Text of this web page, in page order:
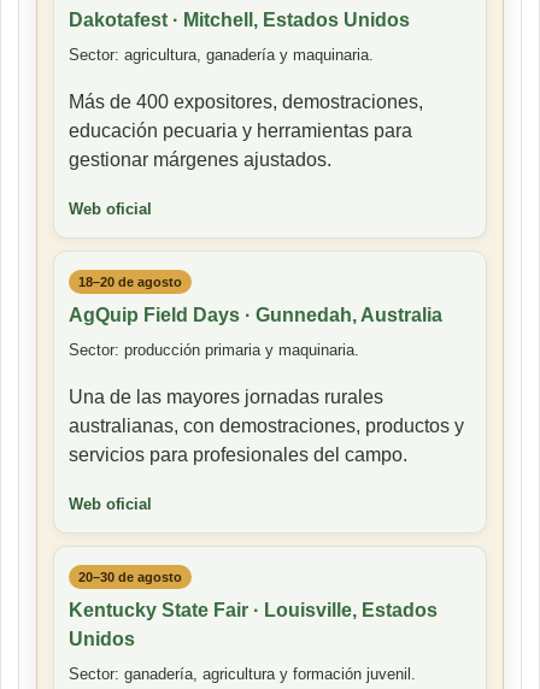
Dakotafest · Mitchell, Estados Unidos
Sector: agricultura, ganadería y maquinaria.
Más de 400 expositores, demostraciones,
educación pecuaria y herramientas para
gestionar márgenes ajustados.
Web oficial
18–20 de agosto
AgQuip Field Days · Gunnedah, Australia
Sector: producción primaria y maquinaria.
Una de las mayores jornadas rurales
australianas, con demostraciones, productos y
servicios para profesionales del campo.
Web oficial
20–30 de agosto
Kentucky State Fair · Louisville, Estados
Unidos
Sector: ganadería, agricultura y formación juvenil.